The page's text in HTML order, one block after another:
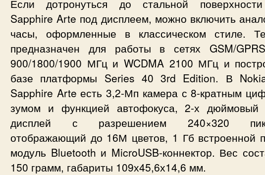
Если дотронуться до стальной
Sapphire Arte под дисплеем, можно включить
часы, оформленные в классическом стиле.
предназначен для работы в сетях GSM/
900/1800/1900 МГц и WCDMA 2100 МГц и
базе платформы Series 40 3rd Edition. В
Sapphire Arte есть 3,2-Мп камера с 8-кратным
зумом и функцией автофокуса, 2-х дюймовый
дисплей с разрешением 240×320
отображающий до 16М цветов, 1 Гб встроенной
модуль Bluetooth и MicroUSB-коннектор. Вес
150 грамм, габариты 109х45,6х14,6 мм.